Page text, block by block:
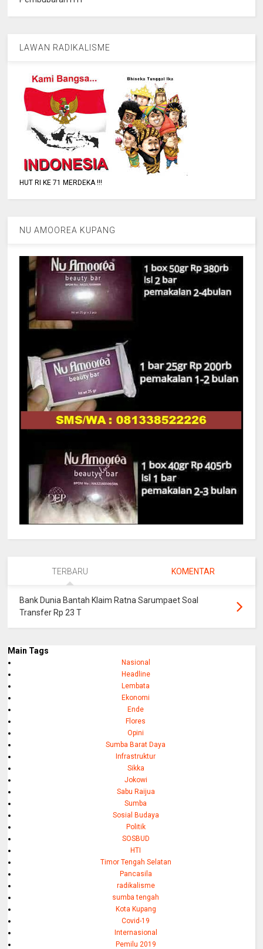
LAWAN RADIKALISME
HUT RI KE 71 MERDEKA !!!
NU AMOOREA KUPANG
TERBARU KOMENTAR
Bank Dunia Bantah Klaim Ratna Sarumpaet Soal
Transfer Rp 23 T
Main Tags
Nasional
Headline
Lembata
Ekonomi
Ende
Flores
Opini
Sumba Barat Daya
Infrastruktur
Sikka
Jokowi
Sabu Raijua
Sumba
Sosial Budaya
Politik
SOSBUD
HTI
Timor Tengah Selatan
Pancasila
radikalisme
sumba tengah
Kota Kupang
Covid-19
Internasional
Pemilu 2019